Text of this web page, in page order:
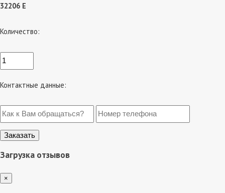
32206 Е
Количество:
Контактные данные:
Загрузка отзывов
×